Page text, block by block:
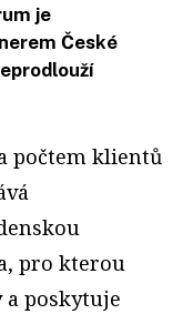
je
České
počtem klientů
pro kterou
poskytuje